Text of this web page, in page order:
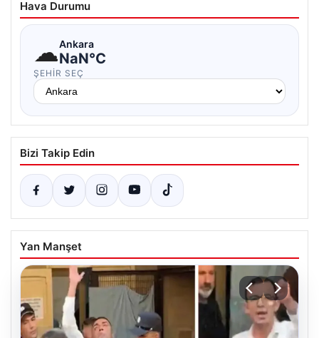
Hava Durumu
☁Ankara
NaN°C
ŞEHIR SEÇ
Bizi Takip Edin
Yan Manşet